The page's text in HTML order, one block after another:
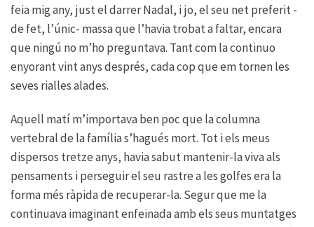
feia mig any, just el darrer Nadal, i jo, el seu net preferit -
de fet, l’únic- massa que l’havia trobat a faltar, encara
que ningú no m’ho preguntava. Tant com la continuo
enyorant vint anys després, cada cop que em tornen les
seves rialles alades.
Aquell matí m’importava ben poc que la columna
vertebral de la família s’hagués mort. Tot i els meus
dispersos tretze anys, havia sabut mantenir-la viva als
pensaments i perseguir el seu rastre a les golfes era la
forma més ràpida de recuperar-la. Segur que me la
continuava imaginant enfeinada amb els seus muntatges